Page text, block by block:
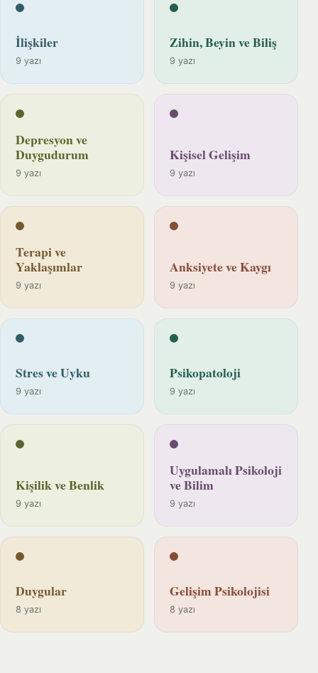
İlişkiler
9 yazı
Zihin, Beyin ve Biliş
9 yazı
Depresyon ve
Duygudurum
9 yazı
Kişisel Gelişim
9 yazı
Terapi ve
Yaklaşımlar
9 yazı
Anksiyete ve Kaygı
9 yazı
Stres ve Uyku
9 yazı
Psikopatoloji
9 yazı
Kişilik ve Benlik
9 yazı
Uygulamalı Psikoloji
ve Bilim
9 yazı
Duygular
8 yazı
Gelişim Psikolojisi
8 yazı